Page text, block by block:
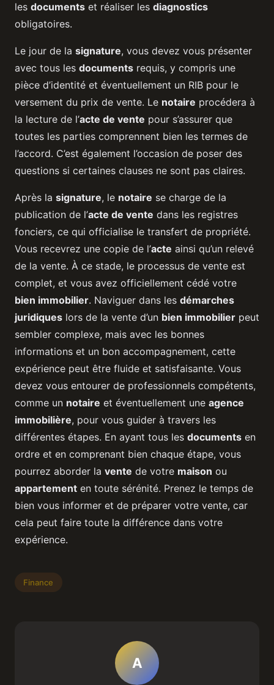
les documents et réaliser les diagnostics
obligatoires.
Le jour de la signature, vous devez vous présenter
avec tous les documents requis, y compris une
pièce d’identité et éventuellement un RIB pour le
versement du prix de vente. Le notaire procédera à
la lecture de l’acte de vente pour s’assurer que
toutes les parties comprennent bien les termes de
l’accord. C’est également l’occasion de poser des
questions si certaines clauses ne sont pas claires.
Après la signature, le notaire se charge de la
publication de l’acte de vente dans les registres
fonciers, ce qui officialise le transfert de propriété.
Vous recevrez une copie de l’acte ainsi qu’un relevé
de la vente. À ce stade, le processus de vente est
complet, et vous avez officiellement cédé votre
bien immobilier. Naviguer dans les démarches
juridiques lors de la vente d’un bien immobilier peut
sembler complexe, mais avec les bonnes
informations et un bon accompagnement, cette
expérience peut être fluide et satisfaisante. Vous
devez vous entourer de professionnels compétents,
comme un notaire et éventuellement une agence
immobilière, pour vous guider à travers les
différentes étapes. En ayant tous les documents en
ordre et en comprenant bien chaque étape, vous
pourrez aborder la vente de votre maison ou
appartement en toute sérénité. Prenez le temps de
bien vous informer et de préparer votre vente, car
cela peut faire toute la différence dans votre
expérience.
Finance
A